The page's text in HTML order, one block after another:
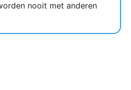
nooit met anderen